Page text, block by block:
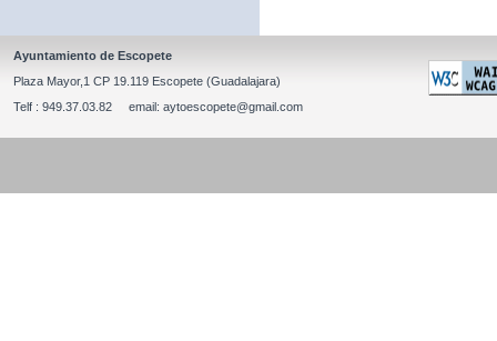
Ayuntamiento de Escopete
Plaza Mayor,1 CP 19.119 Escopete (Guadalajara)
Telf : 949.37.03.82 email: aytoescopete@gmail.com